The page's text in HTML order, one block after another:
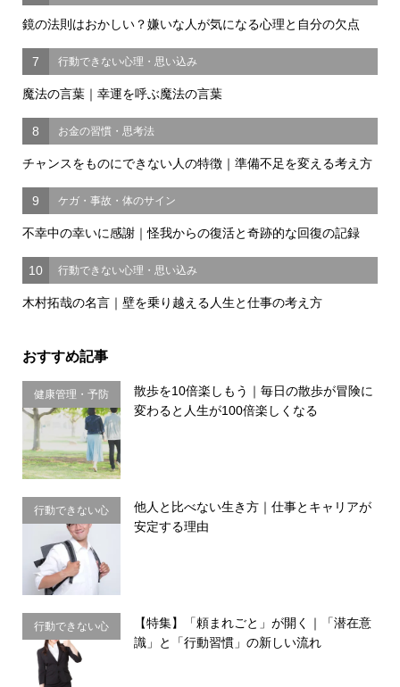
鏡の法則はおかしい？嫌いな人が気になる心理と自分の欠点
7 行動できない心理・思い込み
魔法の言葉｜幸運を呼ぶ魔法の言葉
8 お金の習慣・思考法
チャンスをものにできない人の特徴｜準備不足を変える考え方
9 ケガ・事故・体のサイン
不幸中の幸いに感謝｜怪我からの復活と奇跡的な回復の記録
10 行動できない心理・思い込み
木村拓哉の名言｜壁を乗り越える人生と仕事の考え方
おすすめ記事
健康管理・予防
習慣
散歩を10倍楽しもう｜毎日の散歩が冒険に
変わると人生が100倍楽しくなる
行動できない心
理・思い込み
他人と比べない生き方｜仕事とキャリアが
安定する理由
行動できない心
理・思い込み
【特集】「頼まれごと」が開く｜「潜在意
識」と「行動習慣」の新しい流れ